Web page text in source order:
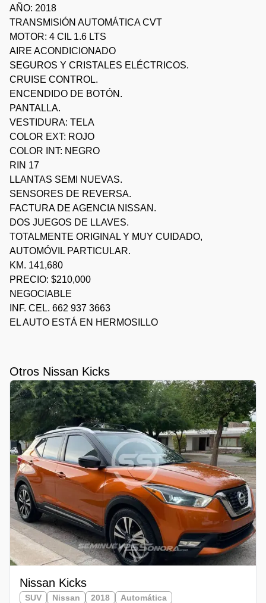
AÑO: 2018
TRANSMISIÓN AUTOMÁTICA CVT
MOTOR: 4 CIL 1.6 LTS
AIRE ACONDICIONADO
SEGUROS Y CRISTALES ELÉCTRICOS.
CRUISE CONTROL.
ENCENDIDO DE BOTÓN.
PANTALLA.
VESTIDURA: TELA
COLOR EXT: ROJO
COLOR INT: NEGRO
RIN 17
LLANTAS SEMI NUEVAS.
SENSORES DE REVERSA.
FACTURA DE AGENCIA NISSAN.
DOS JUEGOS DE LLAVES.
TOTALMENTE ORIGINAL Y MUY CUIDADO,
AUTOMÓVIL PARTICULAR.
KM. 141,680
PRECIO: $210,000
NEGOCIABLE
INF. CEL. 662 937 3663
EL AUTO ESTÁ EN HERMOSILLO
Otros Nissan Kicks
Nissan Kicks
SUV Nissan 2018
Automática